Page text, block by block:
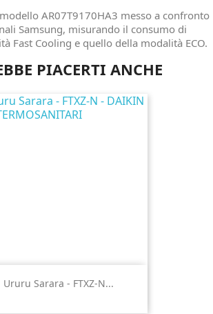
AR07T9170HA3 messo a confronto
Samsung, misurando il consumo di
Fast Cooling e quello della modalità ECO.
PIACERTI ANCHE
Ururu Sarara - FTXZ-N...